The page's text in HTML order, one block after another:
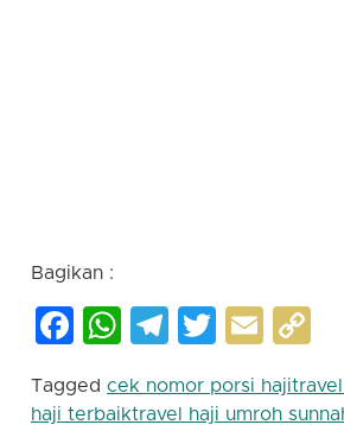
Bagikan :
Facebook
WhatsApp
Telegram
Twitter
Email
Tagged cek nomor porsi haji
haji terbaiktravel haji umroh